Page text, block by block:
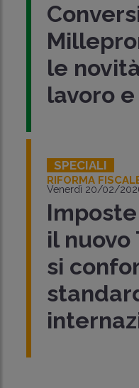
le
lavoro
SPECIALI
RIFORMA
Venerdì 20/02/
il nuovo
si